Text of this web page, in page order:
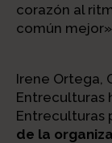
corazón al
común mejor».
Irene Ortega,
Entreculturas
Entreculturas
de la